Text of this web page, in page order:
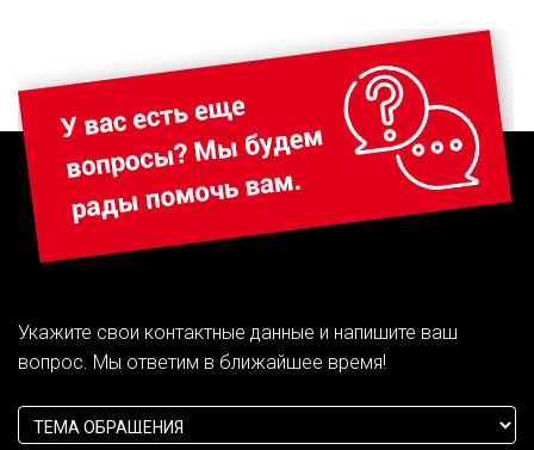
Укажите свои контактные данные и напишите ваш
вопрос. Мы ответим в ближайшее время!